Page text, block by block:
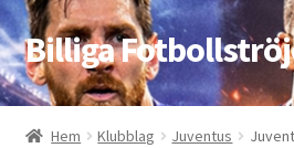
Hoppa
till
navigering
Hoppa
till
innehåll
Billiga
Hem
Hem Klubblag Juventus